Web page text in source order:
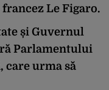
Le Figaro.
și Guvernul
Parlamentului
care urma să